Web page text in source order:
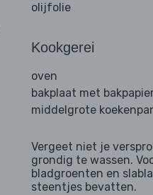
olijfolie
Kookgerei
oven
bakplaat met
middelgrote
Vergeet niet je
grondig te wassen.
bladgroenten en
steentjes bevatten.